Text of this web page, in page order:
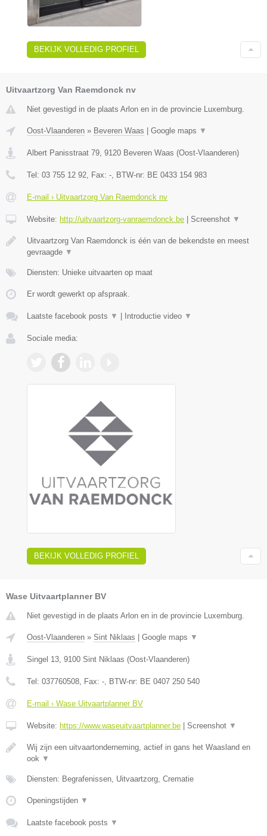
BEKIJK VOLLEDIG PROFIEL
Uitvaartzorg Van Raemdonck nv
Niet gevestigd in de plaats Arlon en in de provincie Luxemburg.
Oost-Vlaanderen » Beveren Waas Google maps ▼
Albert Panisstraat 79 9120 Beveren Waas (Oost-Vlaanderen)
Tel: 03 755 12 92 , Fax: - , BTW-nr: BE 0433 154 983
E-mail › Uitvaartzorg Van Raemdonck nv
Website: http://uitvaartzorg-vanraemdonck.be Screenshot ▼
Uitvaartzorg Van Raemdonck is één van de bekendste en meest
gevraagde ▼
Diensten: Unieke uitvaarten op maat
Er wordt gewerkt op afspraak.
Laatste facebook posts ▼ Introductie video ▼
Sociale media:
BEKIJK VOLLEDIG PROFIEL
Wase Uitvaartplanner BV
Niet gevestigd in de plaats Arlon en in de provincie Luxemburg.
Oost-Vlaanderen » Sint Niklaas Google maps ▼
Singel 13 9100 Sint Niklaas (Oost-Vlaanderen)
Tel: 037760508 , Fax: - , BTW-nr: BE 0407 250 540
E-mail › Wase Uitvaartplanner BV
Website: https://www.waseuitvaartplanner.be Screenshot ▼
Wij zijn een uitvaartonderneming, actief in gans het Waasland en
ook ▼
Diensten: Begrafenissen, Uitvaartzorg, Crematie
Openingstijden ▼
Laatste facebook posts ▼